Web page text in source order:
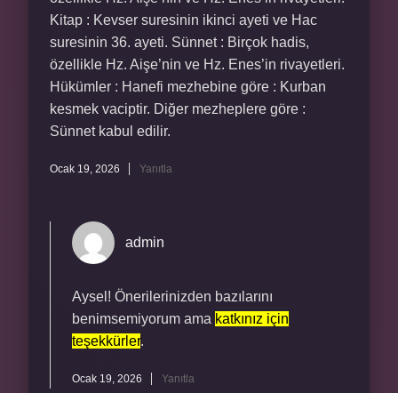
Kitap : Kevser suresinin ikinci ayeti ve Hac
suresinin 36. ayeti. Sünnet : Birçok hadis,
özellikle Hz. Aişe’nin ve Hz. Enes’in rivayetleri.
Hükümler : Hanefi mezhebine göre : Kurban
kesmek vaciptir. Diğer mezheplere göre :
Sünnet kabul edilir.
Ocak 19, 2026 Yanıtla
admin
Aysel! Önerilerinizden bazılarını
benimsemiyorum ama katkınız için
teşekkürler.
Ocak 19, 2026 Yanıtla